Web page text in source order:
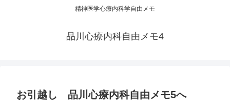
精神医学心療内科学自由メモ
品川心療内科自由メモ4
お引越し 品川心療内科自由メモ5へ